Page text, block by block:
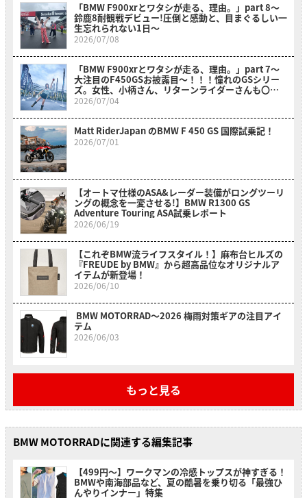
「BMW F900xrとワタシが走る、理由。」part 8〜
鈴鹿8耐観戦デビュー!圧倒と感動と、目まぐるしい一
生忘れられない1日〜
2026/07/08
「BMW F900xrとワタシが走る、理由。」part 7～
大注目のF450GSお披露目～！！！憧れのGSシリー
ズ。女性、小柄さん、リターンライダーさんも〇〇
のおかげでスイスイ乗れそうだ？！～
2026/07/04
Matt RiderJapan のBMW F 450 GS 国際試乗記！
2026/07/01
【オートマ仕様のASA&レーダー装備がロングツーリ
ングの概念を一変させる!】BMW R1300 GS
Adventure Touring ASA試乗レポート
2026/06/19
【これぞBMW流ライフスタイル！】麻布台ヒルズの
『FREUDE by BMW』から超高品位なオリジナルア
イテムが新登場！
2026/06/10
BMW MOTORRAD〜2026 梅雨対策ギアの注目アイ
テム
2026/06/03
もっと見る
BMW MOTORRADに関連する編集記事
【499円〜】ワークマンの冷感トップスが神すぎる！
BMWや南海部品など、夏の酷暑を乗り切る「最強ひ
んやりインナー」特集